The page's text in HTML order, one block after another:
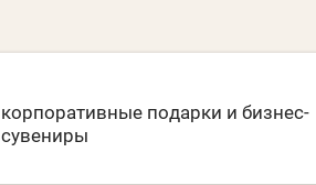
корпоративные подарки и бизнес-
сувениры